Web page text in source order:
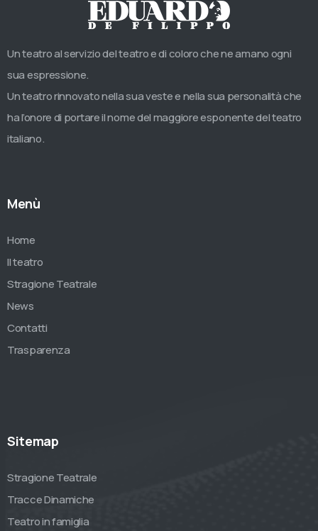
Un teatro al servizio del teatro e di coloro che ne amano ogni
sua espressione.
Un teatro rinnovato nella sua veste e nella sua personalità che
ha l’onore di portare il nome del maggiore esponente del teatro
italiano.
Menù
Home
Il teatro
Stragione Teatrale
News
Contatti
Trasparenza
Sitemap
Stragione Teatrale
Tracce Dinamiche
Teatro in famiglia